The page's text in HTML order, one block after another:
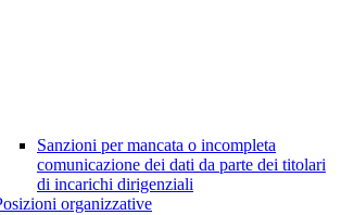
Sanzioni per mancata o incompleta
comunicazione dei dati da parte dei titolari
di incarichi dirigenziali
organizzative